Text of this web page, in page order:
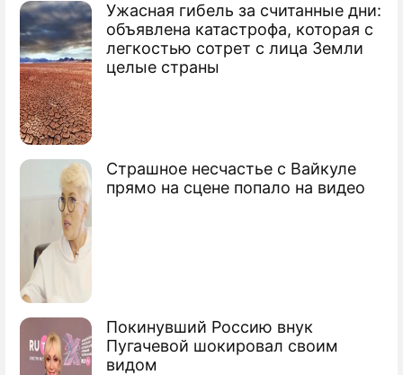
Ужасная гибель за считанные дни:
объявлена катастрофа, которая с
легкостью сотрет с лица Земли
целые страны
Страшное несчастье с Вайкуле
прямо на сцене попало на видео
Покинувший Россию внук
Пугачевой шокировал своим
видом